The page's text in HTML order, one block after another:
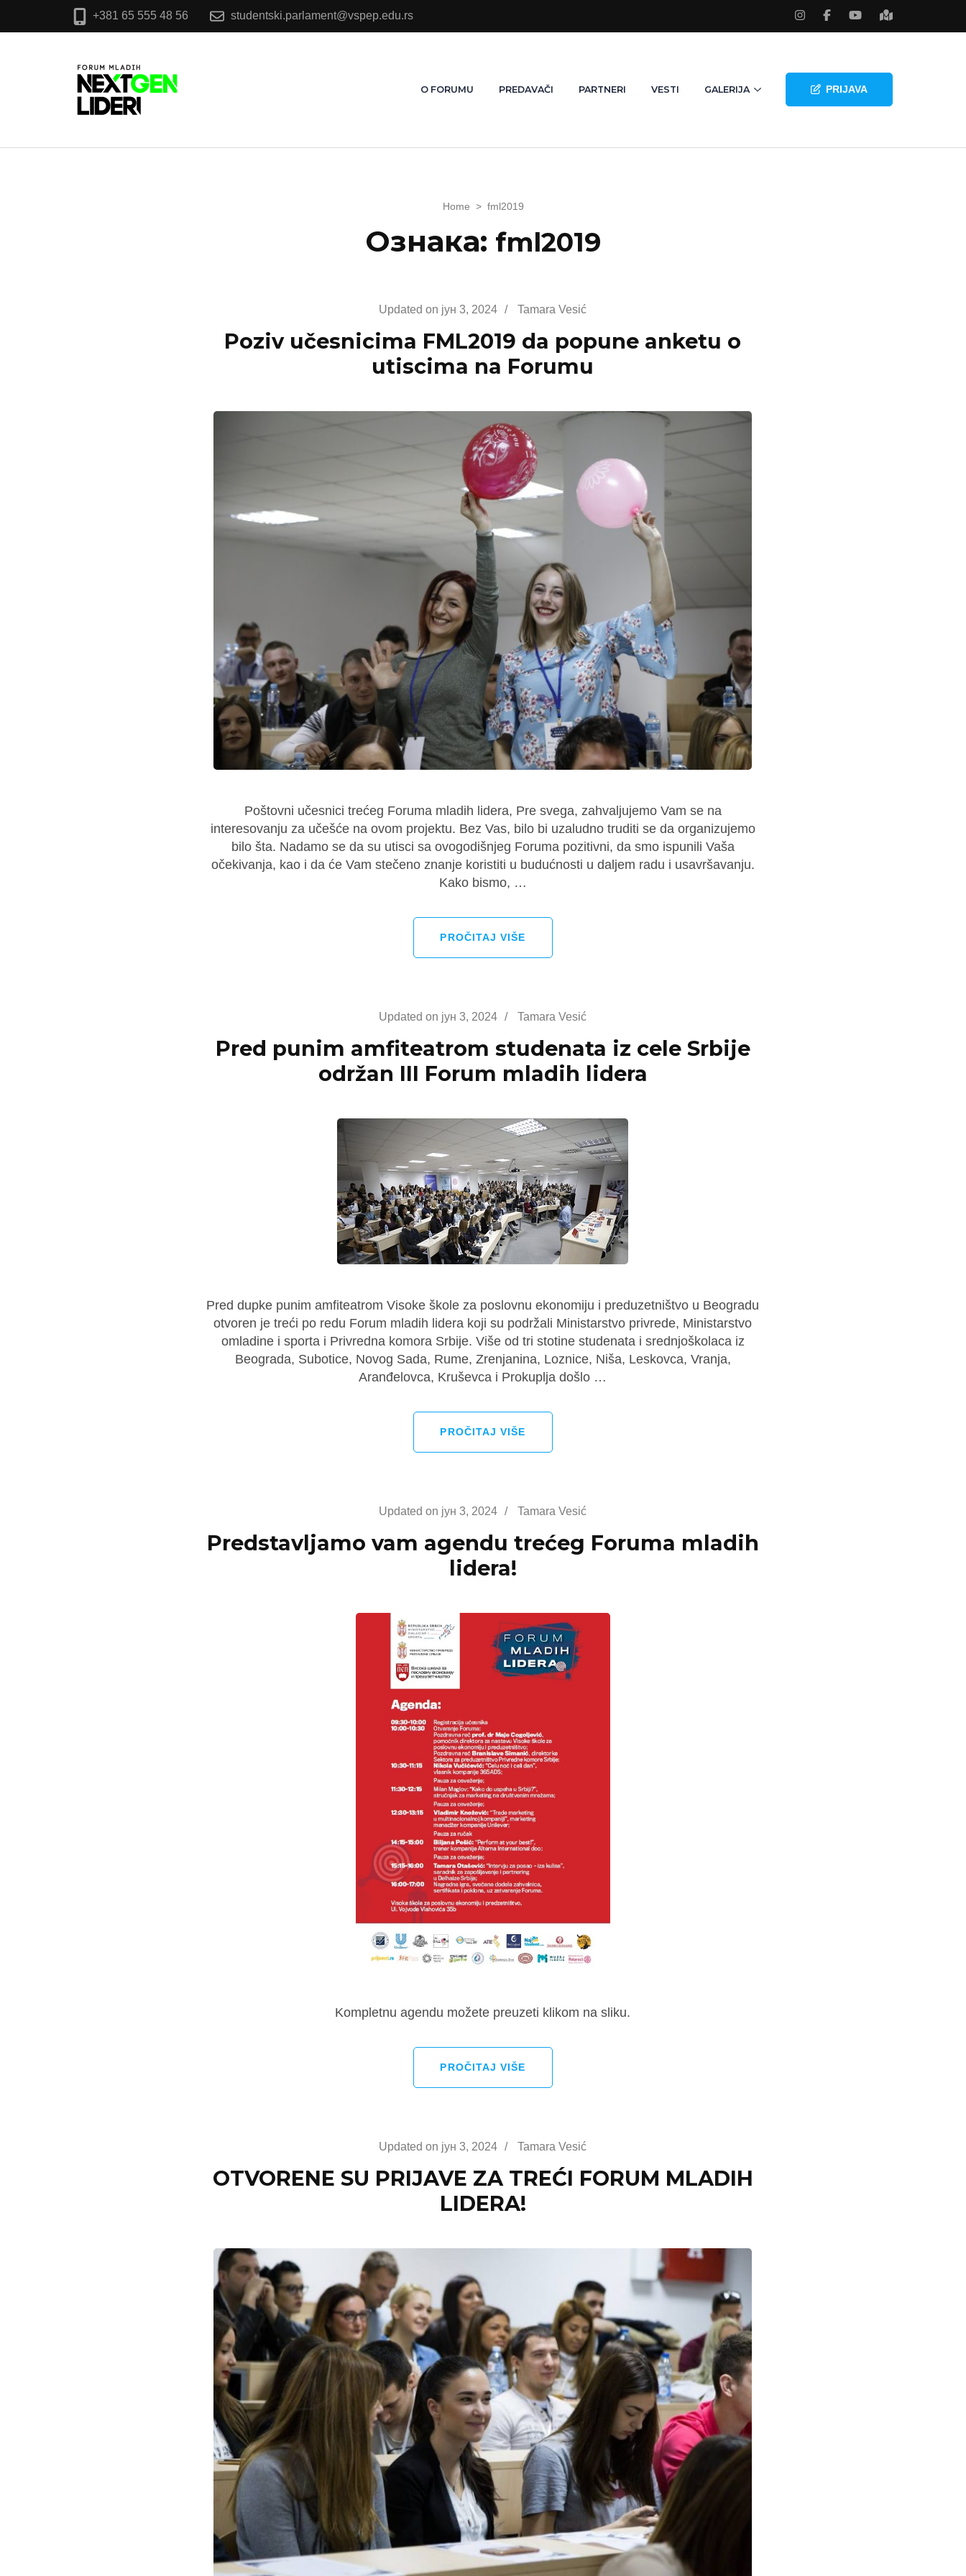
+381 65 555 48 56 studentski.parlament@vspep.edu.rs
PRIJAVA
O FORUMU PREDAVAČI PARTNERI VESTI GALERIJA
Home > fml2019
Ознака: fml2019
Updated on јун 3, 2024 / Tamara Vesić
Poziv učesnicima FML2019 da popune anketu o
utiscima na Forumu
Poštovni učesnici trećeg Foruma mladih lidera, Pre svega, zahvaljujemo Vam se na
interesovanju za učešće na ovom projektu. Bez Vas, bilo bi uzaludno truditi se da organizujemo
bilo šta. Nadamo se da su utisci sa ovogodišnjeg Foruma pozitivni, da smo ispunili Vaša
očekivanja, kao i da će Vam stečeno znanje koristiti u budućnosti u daljem radu i usavršavanju.
Kako bismo, …
PROČITAJ VIŠE
Updated on јун 3, 2024 / Tamara Vesić
Pred punim amfiteatrom studenata iz cele Srbije
održan III Forum mladih lidera
Pred dupke punim amfiteatrom Visoke škole za poslovnu ekonomiju i preduzetništvo u Beogradu
otvoren je treći po redu Forum mladih lidera koji su podržali Ministarstvo privrede, Ministarstvo
omladine i sporta i Privredna komora Srbije. Više od tri stotine studenata i srednjoškolaca iz
Beograda, Subotice, Novog Sada, Rume, Zrenjanina, Loznice, Niša, Leskovca, Vranja,
Aranđelovca, Kruševca i Prokuplja došlo …
PROČITAJ VIŠE
Updated on јун 3, 2024 / Tamara Vesić
Predstavljamo vam agendu trećeg Foruma mladih
lidera!
Kompletnu agendu možete preuzeti klikom na sliku.
PROČITAJ VIŠE
Updated on јун 3, 2024 / Tamara Vesić
OTVORENE SU PRIJAVE ZA TREĆI FORUM MLADIH
LIDERA!